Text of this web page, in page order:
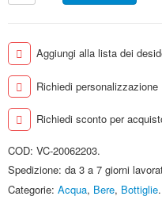
Aggiungi alla lista dei
Richiedi personalizzazione
Richiedi sconto per
COD: VC-20062203.
Spedizione: da 3 a 7 giorni
Categorie: Acqua, Bere, Bottiglie.